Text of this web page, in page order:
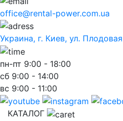
office@rental-power.com.ua
Украина, г. Киев, ул. Плодовая
пн-пт 9:00 - 18:00
сб 9:00 - 14:00
вс 9:00 - 11:00
КАТАЛОГ